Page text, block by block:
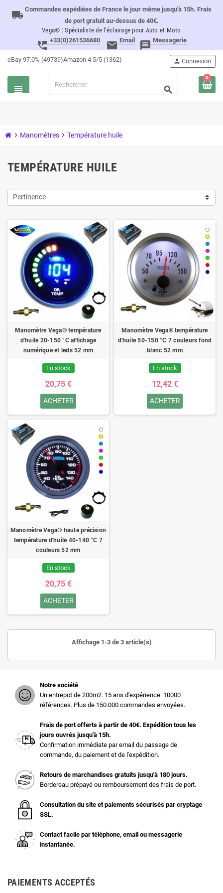
local_shipping Commandes expédiées de France le jour même jusqu'à 15h. Frais
de port gratuit au-dessus de 40€.
Vega® : Spécialiste de l'éclairage pour Auto et Moto
perm_phone_msg +33(0)261536680 email Email message Messagerie
eBay 97.0% (49739)Amazon 4.5/5 (1362)
view_headline
person Connexion
search
0
chevron_right Manomètres chevron_right Température huile
TEMPÉRATURE HUILE
Pertinence
Manomètre Vega® température
d'huile 20-150 °C affichage
numérique et leds 52 mm
En stock
20,75 €
ACHETER
Manomètre Vega® température
d'huile 50-150 °C 7 couleurs fond
blanc 52 mm
En stock
12,42 €
ACHETER
Manomètre Vega® haute précision
température d'huile 40-140 °C 7
couleurs 52 mm
En stock
20,75 €
ACHETER
Affichage 1-3 de 3 article(s)
Notre société
Un entrepot de 200m2. 15 ans d'expérience. 10000
références. Plus de 150.000 commandes envoyées.
Frais de port offerts à partir de 40€. Expédition tous les
jours ouvrés jusqu'à 15h.
Confirmation immédiate par email du passage de
commande, du paiement et de l'expédition.
Retours de marchandises gratuits jusqu'à 180 jours.
Bordereau prépayé ou remboursement des frais de port.
Consultation du site et paiements sécurisés par cryptage
SSL.
Contact facile par téléphone, email ou messagerie
instantanée.
PAIEMENTS ACCEPTÉS